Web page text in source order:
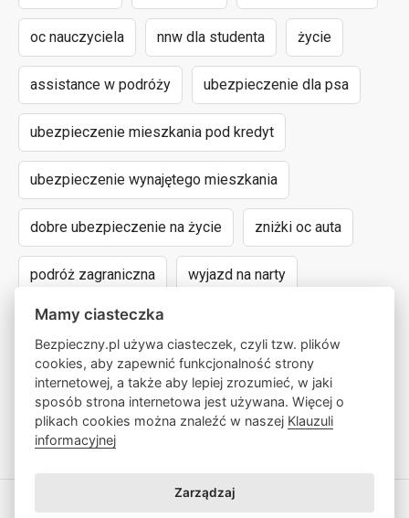
oc nauczyciela nnw dla studenta życie
assistance w podróży ubezpieczenie dla psa
ubezpieczenie mieszkania pod kredyt
ubezpieczenie wynajętego mieszkania
dobre ubezpieczenie na życie zniżki oc auta
podróż zagraniczna wyjazd na narty
assistance dla aut powyżej 15 lat
następstwa nieszczęśliwych wypadków
wyczynowe uprawianie sportów lokalny pośrednik
Mamy ciasteczka
Bezpieczny.pl używa ciasteczek, czyli tzw. plików
cookies, aby zapewnić funkcjonalność strony
internetowej, a także aby lepiej zrozumieć, w jaki
sposób strona internetowa jest używana. Więcej o
plikach cookies można znaleźć w naszej Klauzuli
informacyjnej
Zarządzaj